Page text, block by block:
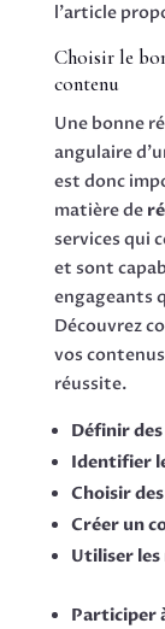
l’article
Choisir le
contenu
Une bonne
angulaire
est donc
matière de
services qui
et sont
engageants
Découvrez
vos
réussite.
Définir
Identifier
Choisir
Créer un
Utiliser les
Participer